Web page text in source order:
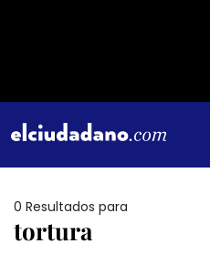
0 Resultados para
tortura